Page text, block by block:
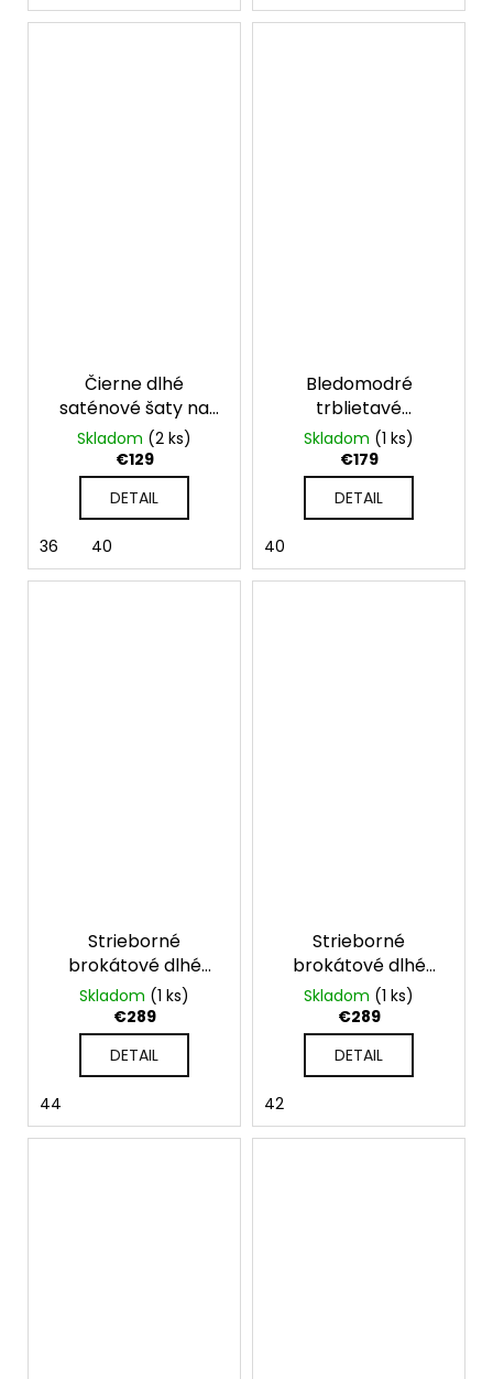
Čierne dlhé
saténové šaty na
jedno rameno
Skladom (2 ks)
€129
DETAIL
36 40
Bledomodré
trblietavé
spoločenské šaty s
rozparkom
Skladom (1 ks)
€179
DETAIL
40
Strieborné
brokátové dlhé
spoločenské šaty
bez ramienok
Skladom (1 ks)
€289
DETAIL
44
Strieborné
brokátové dlhé
spoločenské šaty
Skladom (1 ks)
€289
DETAIL
42